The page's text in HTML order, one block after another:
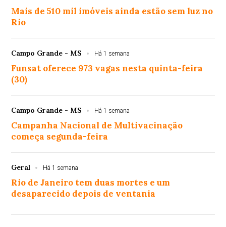
Mais de 510 mil imóveis ainda estão sem luz no
Rio
Campo Grande - MS Há 1 semana
Funsat oferece 973 vagas nesta quinta-feira
(30)
Campo Grande - MS Há 1 semana
Campanha Nacional de Multivacinação
começa segunda-feira
Geral Há 1 semana
Rio de Janeiro tem duas mortes e um
desaparecido depois de ventania